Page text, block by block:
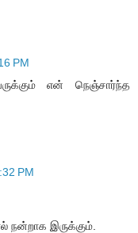
PM
என் நெஞ்சார்ந்த
PM
நன்றாக இருக்கும்.